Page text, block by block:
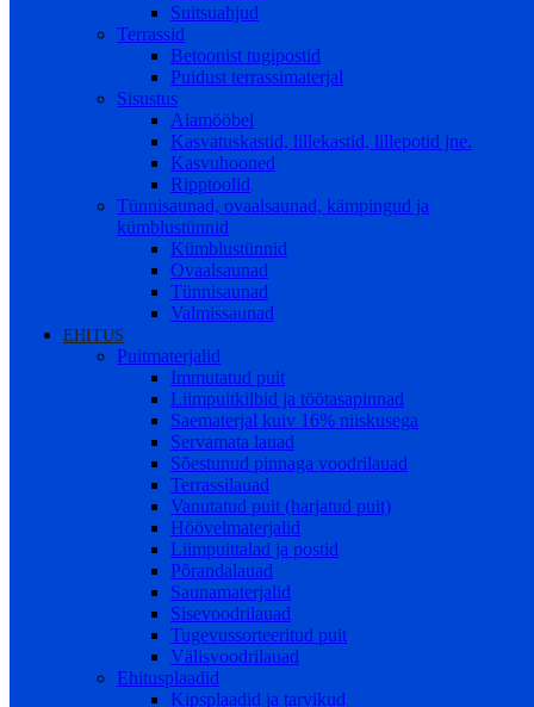
Suitsuahjud
Terrassid
Betoonist tugipostid
Puidust terrassimaterjal
Sisustus
Aiamööbel
Kasvatuskastid, lillekastid, lillepotid jne.
Kasvuhooned
Ripptoolid
Tünnisaunad, ovaalsaunad, kämpingud ja
kümblustünnid
Kümblustünnid
Ovaalsaunad
Tünnisaunad
Valmissaunad
EHITUS
Puitmaterjalid
Immutatud puit
Liimpuitkilbid ja töötasapinnad
Saematerjal kuiv 16% niiskusega
Servamata lauad
Sõestunud pinnaga voodrilauad
Terrassilauad
Vanutatud puit (harjatud puit)
Höövelmaterjalid
Liimpuittalad ja postid
Põrandalauad
Saunamaterjalid
Sisevoodrilauad
Tugevussorteeritud puit
Välisvoodrilauad
Ehitusplaadid
Kipsplaadid ja tarvikud